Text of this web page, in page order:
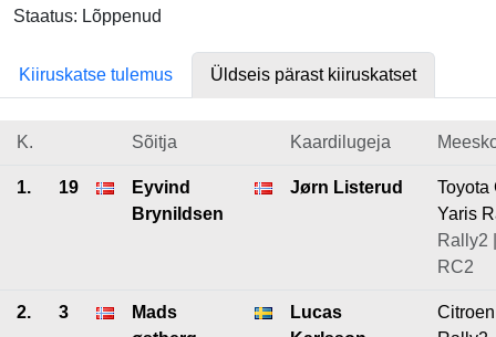
Staatus: Lõppenud
Kiiruskatse tulemus Üldseis pärast kiiruskatset
K. Sõitja Kaardilugeja
1. 19
Eyvind
Brynildsen
Jørn Listerud
Toyota
Yaris
Rally2 |
RC2
2. 3
Mads
Lucas